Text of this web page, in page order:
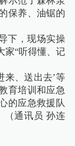
保养、油锯的
下，现场实操
家“听得懂、记
来、送出去’等
育培训和应急
的应急救援队
（通讯员 孙连